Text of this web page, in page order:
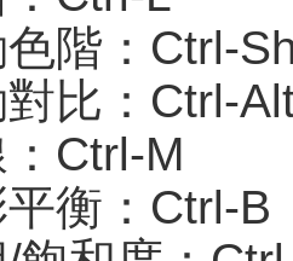
階：Ctrl-
比：Ctrl-
Ctrl-M
衡：Ctrl-B